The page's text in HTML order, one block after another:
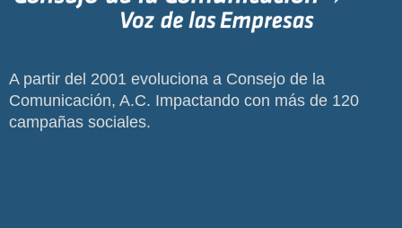
A partir del 2001 evoluciona a Consejo de la
Comunicación, A.C. Impactando con más de 120
campañas sociales.